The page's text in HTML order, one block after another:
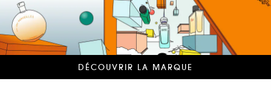
DÉCOUVRIR LA MARQUE